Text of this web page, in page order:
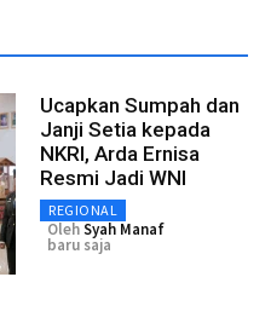
Ucapkan Sumpah dan
Janji Setia kepada
NKRI, Arda Ernisa
Resmi Jadi WNI
REGIONAL
OlehSyah Manaf
baru saja